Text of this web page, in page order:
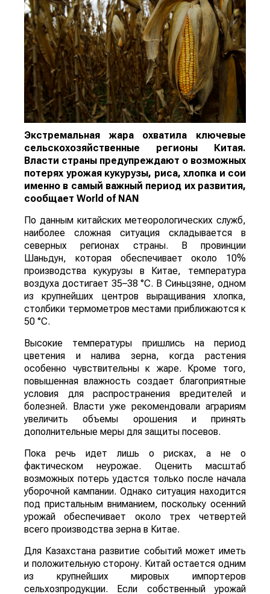
Экстремальная жара охватила ключевые
сельскохозяйственные регионы Китая.
Власти страны предупреждают о возможных
потерях урожая кукурузы, риса, хлопка и сои
именно в самый важный период их развития,
сообщает World of NAN
По данным китайских метеорологических служб,
наиболее сложная ситуация складывается в
северных регионах страны. В провинции
Шаньдун, которая обеспечивает около 10%
производства кукурузы в Китае, температура
воздуха достигает 35–38 °C. В Синьцзяне, одном
из крупнейших центров выращивания хлопка,
столбики термометров местами приближаются к
50 °C.
Высокие температуры пришлись на период
цветения и налива зерна, когда растения
особенно чувствительны к жаре. Кроме того,
повышенная влажность создает благоприятные
условия для распространения вредителей и
болезней. Власти уже рекомендовали аграриям
увеличить объемы орошения и принять
дополнительные меры для защиты посевов.
Пока речь идет лишь о рисках, а не о
фактическом неурожае. Оценить масштаб
возможных потерь удастся только после начала
уборочной кампании. Однако ситуация находится
под пристальным вниманием, поскольку осенний
урожай обеспечивает около трех четвертей
всего производства зерна в Китае.
Для Казахстана развитие событий может иметь
и положительную сторону. Китай остается одним
из крупнейших мировых импортеров
сельхозпродукции. Если собственный урожай